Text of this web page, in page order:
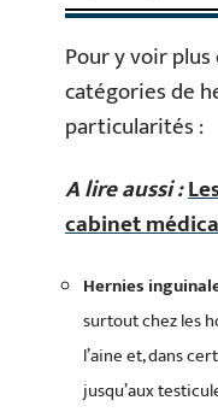
Pour y voir
catégories de
particularités :
A lire aussi :
cabinet
Hernies
surtout chez les
l’aine et, dans
jusqu’aux